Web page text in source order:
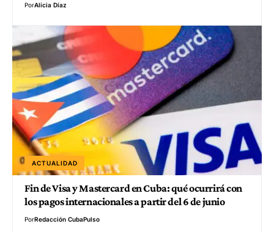
PorAlicia Díaz
ACTUALIDAD
Fin de Visa y Mastercard en Cuba: qué ocurrirá con
los pagos internacionales a partir del 6 de junio
PorRedacción CubaPulso